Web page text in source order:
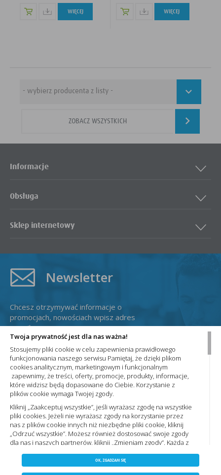
Twoja prywatność jest dla nas ważna!
Stosujemy pliki cookie w celu zapewnienia prawidłowego
funkcjonowania naszego serwisu Pamiętaj, że dzięki plikom
cookies analitycznym, marketingowym i funkcjonalnym
zapewnimy, że treści, oferty, promocje, produkty, informacje,
które widzisz będą dopasowane do Ciebie. Korzystanie z
plików cookie wymaga Twojej zgody.
Kliknij „Zaakceptuj wszystkie”, jeśli wyrażasz zgodę na wszystkie
pliki cookies. Jeżeli nie wyrażasz zgody na korzystanie przez
nas z plików cookie innych niż niezbędne pliki cookie, kliknij
„Odrzuć wszystkie”. Możesz również dostosować swoje zgody
dla nas i naszych partnerów, kliknij „Zmieniam zgody”. Każdą z
zmieniając wybrane ustawienia. Więcej informacji znajdziesz
Polityce prywatności,. Korzystanie z plików cookie we
OK, ZGADZAM SIĘ
ZAPISZ WYBRANE
WIĘCEJ WIĘCEJ
ZOBACZ WSZYSTKICH
Informacje
Obsługa
Sklep internetowy
Newsletter
Chcesz otrzymywać informacje o
promocjach, nowościach wpisz adres
e-mail:
Administratorem Państwa danych osobowych jest Nowa Elektro Sp. z
o.o. Informacje dotyczące przetwarzania Państwa danych osobowych
oraz zasady, na jakich odbywa się ich przetwarzanie przez spółkę
Nowa Elektro Sp. z o.o. znajdą Państwo w naszejPolityce prywatności
Copyright 2023 by nowaelektro.pl. Wszelkie prawa
zastrzeżone.